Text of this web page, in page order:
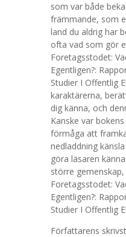
som var både
främmande, som
land du aldrig har
ofta vad som gör
Foretagsstodet:
Egentligen?:
Studier I Offentlig
karaktärerna,
dig känna, och
Kanske var
förmåga att
nedladdning
göra läsaren
större
Foretagsstodet:
Egentligen?:
Studier I Offentlig
Författarens